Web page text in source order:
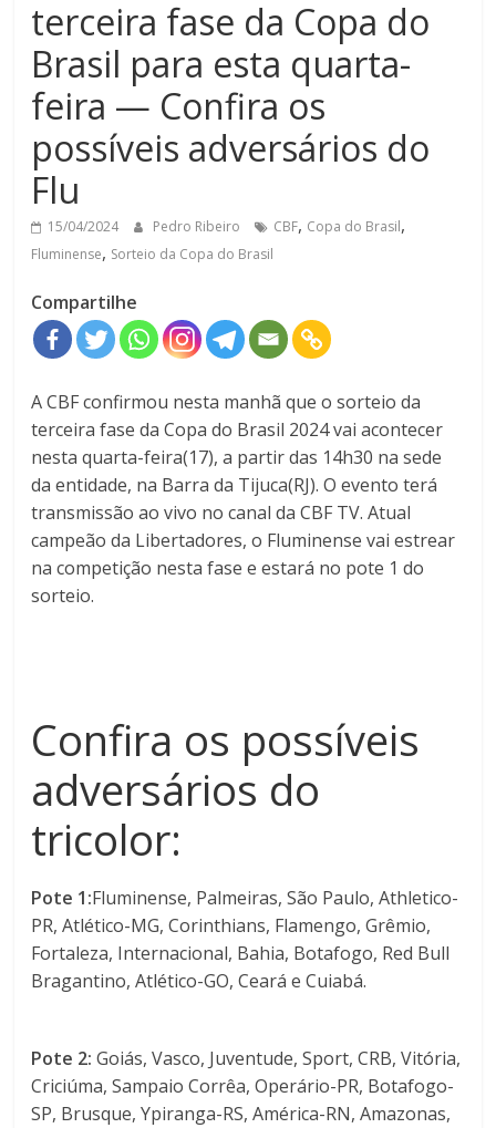
terceira fase da Copa do
Brasil para esta quarta-
feira — Confira os
possíveis adversários do
Flu
15/04/2024 Pedro Ribeiro CBF, Copa do Brasil,
Fluminense, Sorteio da Copa do Brasil
Compartilhe
A CBF confirmou nesta manhã que o sorteio da
terceira fase da Copa do Brasil 2024 vai acontecer
nesta quarta-feira(17), a partir das 14h30 na sede
da entidade, na Barra da Tijuca(RJ). O evento terá
transmissão ao vivo no canal da CBF TV. Atual
campeão da Libertadores, o Fluminense vai estrear
na competição nesta fase e estará no pote 1 do
sorteio.
Confira os possíveis
adversários do
tricolor:
Pote 1:Fluminense, Palmeiras, São Paulo, Athletico-
PR, Atlético-MG, Corinthians, Flamengo, Grêmio,
Fortaleza, Internacional, Bahia, Botafogo, Red Bull
Bragantino, Atlético-GO, Ceará e Cuiabá.
Pote 2: Goiás, Vasco, Juventude, Sport, CRB, Vitória,
Criciúma, Sampaio Corrêa, Operário-PR, Botafogo-
SP, Brusque, Ypiranga-RS, América-RN, Amazonas,